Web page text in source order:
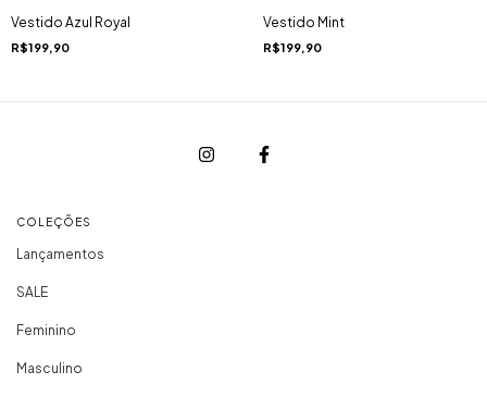
Vestido Azul Royal
R$199,90
Vestido Mint
R$199,90
COLEÇÕES
Lançamentos
SALE
Feminino
Masculino